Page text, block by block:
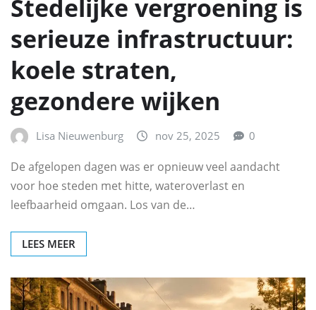
Stedelijke vergroening is
serieuze infrastructuur:
koele straten,
gezondere wijken
Lisa Nieuwenburg nov 25, 2025 0
De afgelopen dagen was er opnieuw veel aandacht
voor hoe steden met hitte, wateroverlast en
leefbaarheid omgaan. Los van de…
LEES MEER